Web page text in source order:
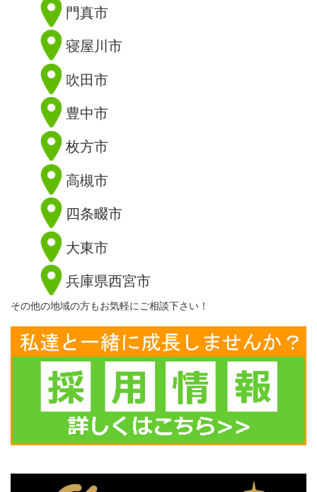
門真市
寝屋川市
吹田市
豊中市
枚方市
高槻市
四条畷市
大東市
兵庫県西宮市
その他の地域の方もお気軽にご相談下さい！